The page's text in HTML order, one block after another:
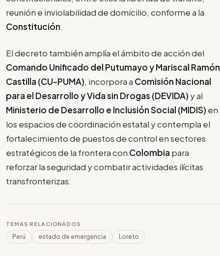
reunión e inviolabilidad de domicilio, conforme a la
Constitución.
El decreto también amplía el ámbito de acción del
Comando Unificado del Putumayo y Mariscal Ramón
Castilla (CU-PUMA), incorpora a Comisión Nacional
para el Desarrollo y Vida sin Drogas (DEVIDA) y al
Ministerio de Desarrollo e Inclusión Social (MIDIS) en
los espacios de coordinación estatal y contempla el
fortalecimiento de puestos de control en sectores
estratégicos de la frontera con Colombia para
reforzar la seguridad y combatir actividades ilícitas
transfronterizas.
TEMAS RELACIONADOS
Perú estado de emergencia Loreto